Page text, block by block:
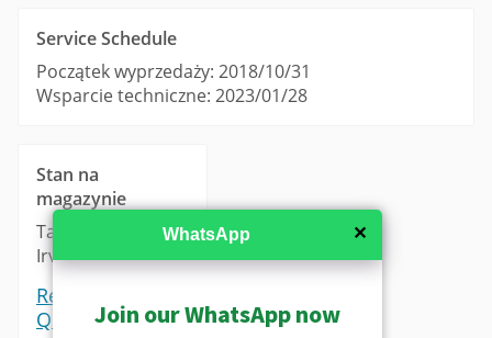
Service Schedule
Początek wyprzedaży: 2018/10/31
Wsparcie techniczne: 2023/01/28
Stan na
magazynie
Taipei: 0
Irvine: 0
Request a
Quote
✕
WhatsApp
Join our WhatsApp now